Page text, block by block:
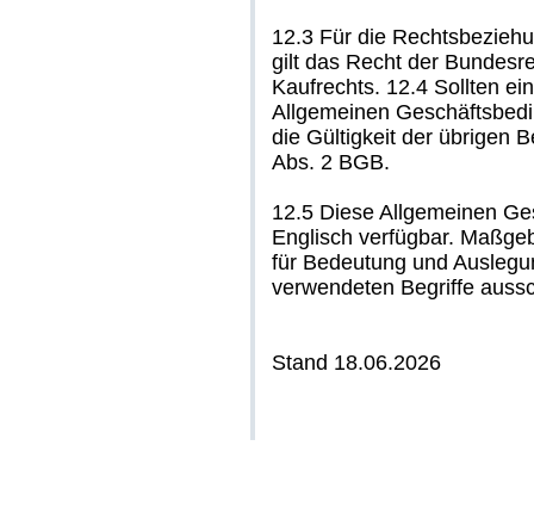
12.3 Für die
gilt das Recht der
Kaufrechts. 12.4 Sollten
Allgemeinen
die Gültigkeit der übrigen
Abs. 2 BGB.
12.5 Diese Allgemeinen
Englisch verfügbar.
für Bedeutung und
verwendeten Begriffe
Stand 18.06.2026